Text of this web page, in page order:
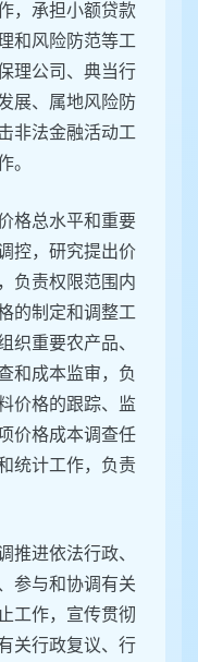
，承担小额贷款
和风险防范等工
理公司、典当行
展、属地风险防
非法金融活动工
。
格总水平和重要
控，研究提出价
负责权限范围内
的制定和调整工
织重要农产品、
和成本监审，负
价格的跟踪、监
价格成本调查任
统计工作，负责
推进依法行政、
参与和协调有关
工作，宣传贯彻
关行政复议、行